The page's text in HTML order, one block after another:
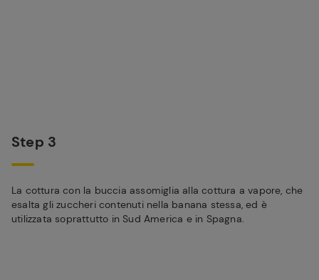
Step 3
La cottura con la buccia assomiglia alla cottura a vapore, che
esalta gli zuccheri contenuti nella banana stessa, ed è
utilizzata soprattutto in Sud America e in Spagna.